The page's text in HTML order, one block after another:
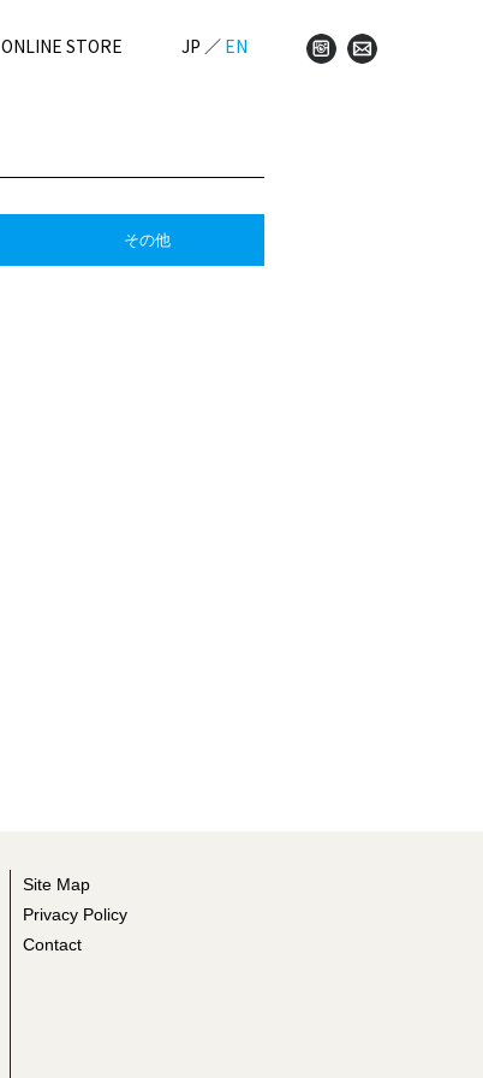
ONLINE STORE JP ／ EN
その他
Site Map
Privacy Policy
Contact